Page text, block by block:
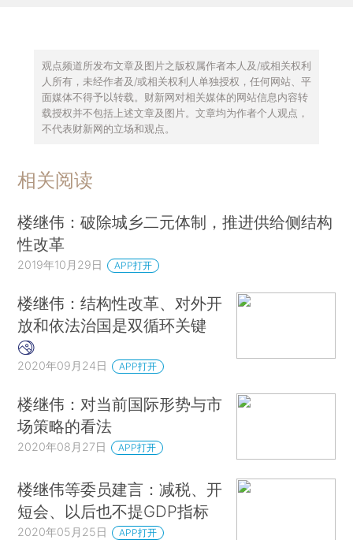
观点频道所发布文章及图片之版权属作者本人及/或相关权利
人所有，未经作者及/或相关权利人单独授权，任何网站、平
面媒体不得予以转载。财新网对相关媒体的网站信息内容转
载授权并不包括上述文章及图片。文章均为作者个人观点，
不代表财新网的立场和观点。
相关阅读
楼继伟：破除城乡二元体制，推进供给侧结构
性改革
2019年10月29日 APP打开
楼继伟：结构性改革、对外开
放和依法治国是双循环关键
2020年09月24日 APP打开
楼继伟：对当前国际形势与市
场策略的看法
2020年08月27日 APP打开
楼继伟等委员建言：减税、开
短会、以后也不提GDP指标
2020年05月25日 APP打开